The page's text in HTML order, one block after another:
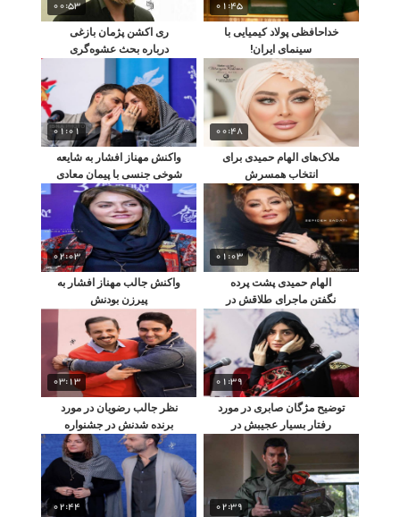
01:45
خداحافظی پولاد کیمیایی با
سینمای ایران!
00:53
ری‌ اکشن پژمان بازغی
درباره بحث عشوه‌گری
مجریان تلویزیون
00:48
ملاک‌های الهام حمیدی برای
انتخاب همسرش
01:01
واکنش مهناز افشار به شایعه
شوخی جنسی با پیمان معادی
01:03
الهام حمیدی پشت پرده
نگفتن ماجرای طلاقش در
برنامه دورهمی را لو داد
02:03
واکنش جالب مهناز افشار به
پیرزن بودنش
01:39
توضیح مژگان صابری در مورد
رفتار بسیار عجیبش در
کنفرانس خبری
03:13
نظر جالب رضویان در مورد
برنده شدنش در جشنواره
02:39
02:44